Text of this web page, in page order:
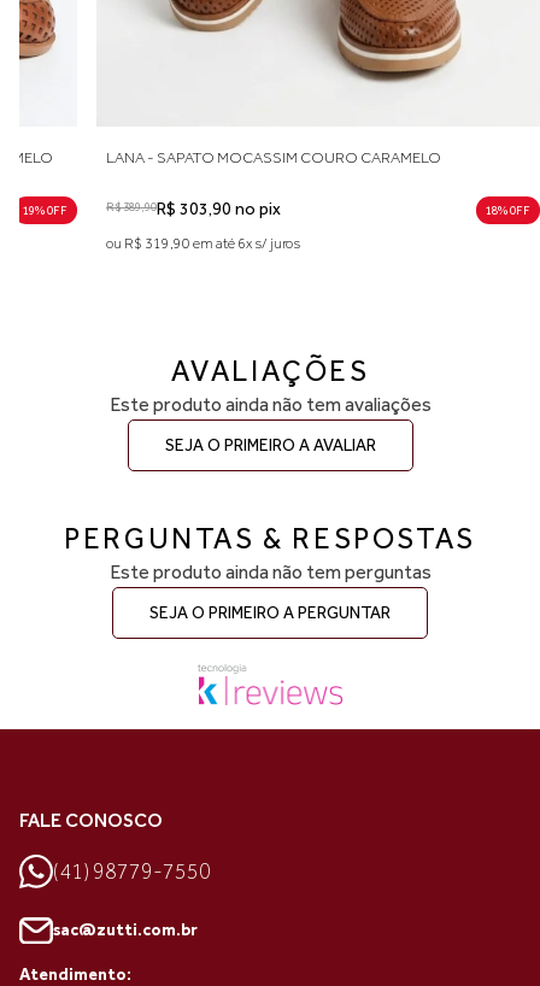
39 — aproximadamente 26,0 cm
Indicamos medir o comprimento do pé para escolher o tamanho
ideal. Considere aproximadamente 0,5 cm de folga para maior
conforto no uso diário. Caso esteja entre duas numerações,
19% 0FF
LANA - SAPATO MOCASSIM COURO CARAMELO
R$ 389,90R$ 303,90 no pix 18% 0FF
ou R$ 319,90 em até 6x s/ juros
AVALIAÇÕES
Este produto ainda não tem avaliações
SEJA O PRIMEIRO A AVALIAR
PERGUNTAS & RESPOSTAS
Este produto ainda não tem perguntas
SEJA O PRIMEIRO A PERGUNTAR
FALE CONOSCO
(41) 98779-7550
sac@zutti.com.br
Atendimento: